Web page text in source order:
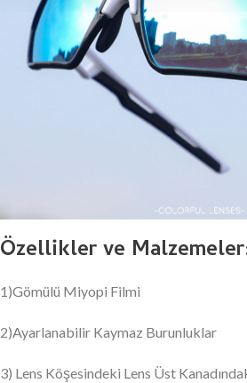
Özellikler ve
1)Gömülü Miyopi Filmi
2)Ayarlanabilir Kaymaz Burunluklar
3) Lens Köşesindeki Lens Üst